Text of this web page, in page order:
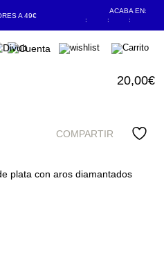
A 49€
ACABA EN:
:
: :
20,00€
COMPARTIR
plata con aros diamantados